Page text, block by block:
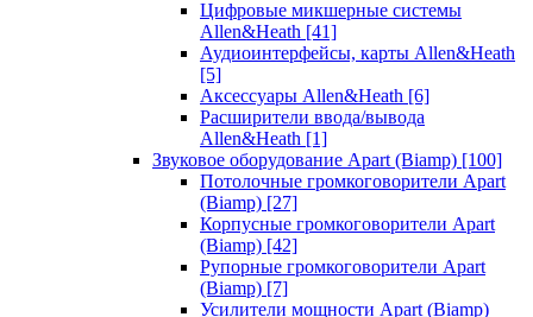
Цифровые микшерные системы
Allen&Heath [41]
Аудиоинтерфейсы, карты Allen&Heath
[5]
Аксессуары Allen&Heath [6]
Расширители ввода/вывода
Allen&Heath [1]
Звуковое оборудование Apart (Biamp) [100]
Потолочные громкоговорители Apart
(Biamp) [27]
Корпусные громкоговорители Apart
(Biamp) [42]
Рупорные громкоговорители Apart
(Biamp) [7]
Усилители мощности Apart (Biamp)